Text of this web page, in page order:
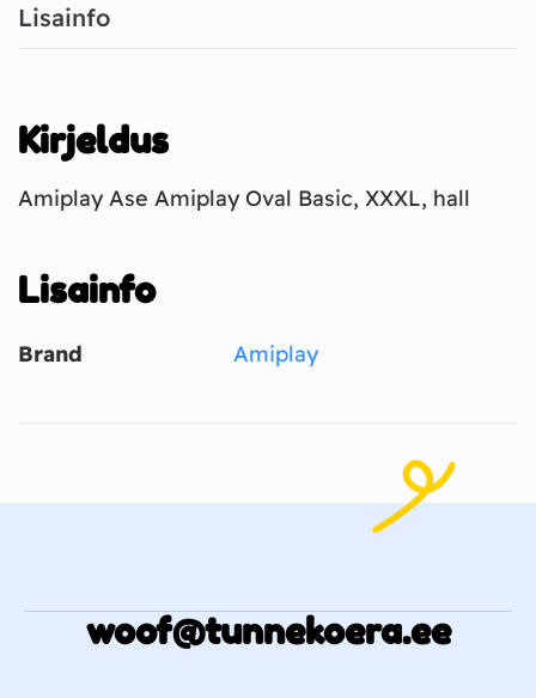
Lisainfo
Kirjeldus
Amiplay Ase Amiplay Oval Basic, XXXL, hall
Lisainfo
Brand Amiplay
woof@tunnekoera.ee